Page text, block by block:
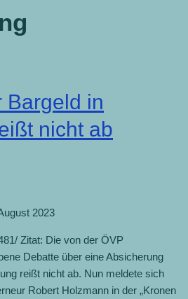
Bargeld in
nicht ab
2023
Zitat: Die von der ÖVP
Debatte über eine Absicherung
reißt nicht ab. Nun meldete sich
Robert Holzmann in der „Kronen